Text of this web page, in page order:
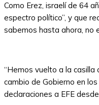
Como Erez, israelí de 64
espectro político”, y que
sabemos hasta ahora, no
“Hemos vuelto a la casilla
cambio de Gobierno en
declaraciones a EFE